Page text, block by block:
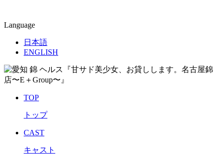
Language
日本語
ENGLISH
TOP
トップ
CAST
キャスト